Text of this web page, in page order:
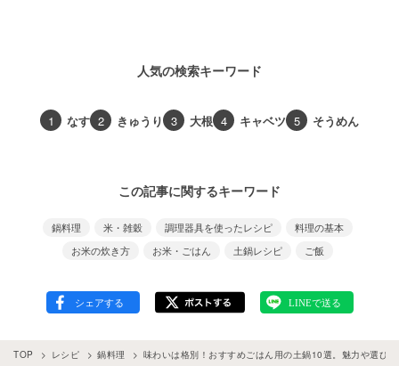
人気の検索キーワード
1 なす 2 きゅうり 3 大根 4 キャベツ 5 そうめん
この記事に関するキーワード
鍋料理 米・雑穀 調理器具を使ったレシピ
料理の基本
お米の炊き方
お米・ごはん 土鍋レシピ ご飯
TOP レシピ 鍋料理 味わいは格別！おすすめごはん用の土鍋10選。魅力や選び